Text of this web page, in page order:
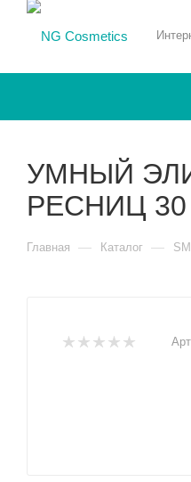
УМНЫЙ
РЕСНИЦ
Главная — Каталог —